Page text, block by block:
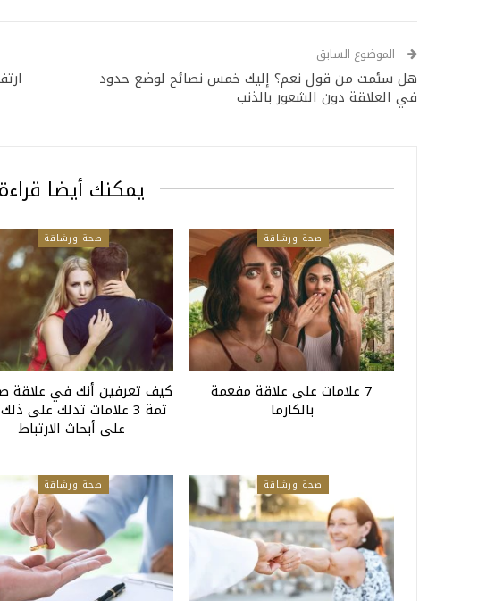
الموضوع السابق
هل سئمت من قول نعم؟ إليك خمس نصائح لوضع حدود
في العلاقة دون الشعور بالذنب
يمكنك أيضا قراءة
صحة ورشاقة
7 علامات على علاقة مفعمة
بالكارما
صحة ورشاقة
كيف تعرفين أنك في علاقة
ثمة 3 علامات تدلك على
على أبحاث الارتباط
صحة ورشاقة صحة ورشاقة